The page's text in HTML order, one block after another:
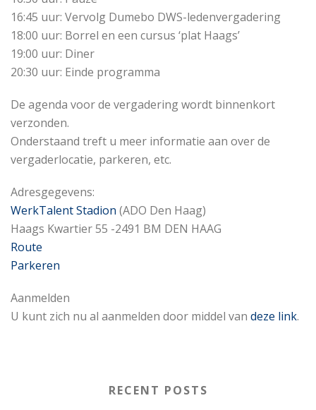
16:45 uur: Vervolg Dumebo DWS-ledenvergadering
18:00 uur: Borrel en een cursus ‘plat Haags’
19:00 uur: Diner
20:30 uur: Einde programma
De agenda voor de vergadering wordt binnenkort
verzonden.
Onderstaand treft u meer informatie aan over de
vergaderlocatie, parkeren, etc.
Adresgegevens:
WerkTalent Stadion (ADO Den Haag)
Haags Kwartier 55 -2491 BM DEN HAAG
Route
Parkeren
Aanmelden
U kunt zich nu al aanmelden door middel van deze link.
RECENT POSTS